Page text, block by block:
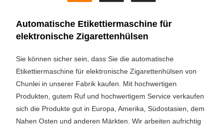
Automatische Etikettiermaschine für
elektronische Zigarettenhülsen
Sie können sicher sein, dass Sie die automatische
Etikettiermaschine für elektronische Zigarettenhülsen von
Chunlei in unserer Fabrik kaufen. Mit hochwertigen
Produkten, gutem Ruf und hochwertigem Service verkaufen
sich die Produkte gut in Europa, Amerika, Südostasien, dem
Nahen Osten und anderen Märkten. Wir arbeiten aufrichtig